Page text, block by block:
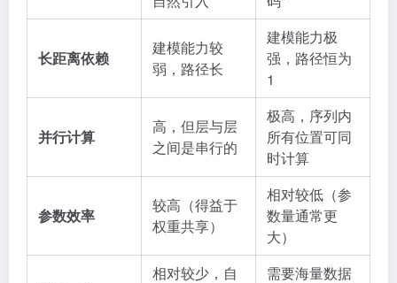
长距离依赖
建模能力较
弱，路径长
建模能力极
强，路径恒为
1
并行计算
高，但层与层
之间是串行的
极高，序列内
所有位置可同
时计算
参数效率
较高（得益于
权重共享）
相对较低（参
数量通常更
大）
相对较少，自
需要海量数据